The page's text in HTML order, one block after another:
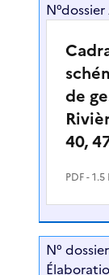
de
40,
PDF- 1.5
N°